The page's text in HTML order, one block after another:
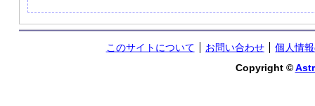
このサイトについて お問い合わせ
個人情
Copyright ©